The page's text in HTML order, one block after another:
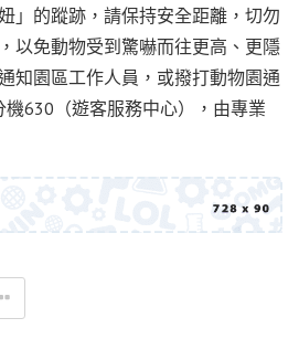
」的蹤跡，請保持安全距離，切勿
以免動物受到驚嚇而往更高、更隱
知園區工作人員，或撥打動物園通
630（遊客服務中心），由專業